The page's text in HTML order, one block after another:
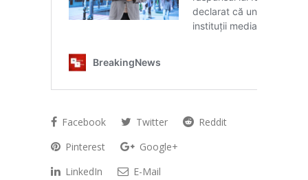
Facebook Twitter
Reddit
Pinterest
Google+
LinkedIn
E-Mail